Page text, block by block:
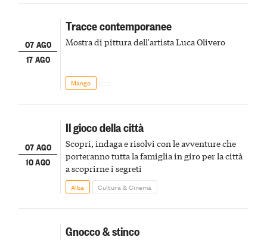
07 AGO
17 AGO
Tracce contemporanee
Mostra di pittura dell'artista Luca Olivero
Mango
07 AGO
10 AGO
Il gioco della città
Scopri, indaga e risolvi con le avventure che
porteranno tutta la famiglia in giro per la città
a scoprirne i segreti
Alba Cultura & Cinema
Gnocco & stinco